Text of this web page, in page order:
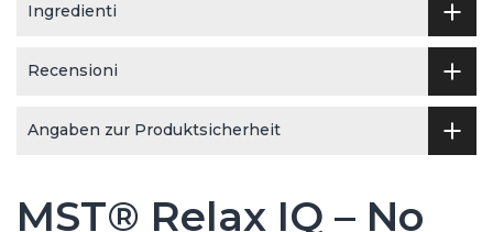
Ingredienti
Recensioni
Angaben zur Produktsicherheit
MST® Relax IQ – No